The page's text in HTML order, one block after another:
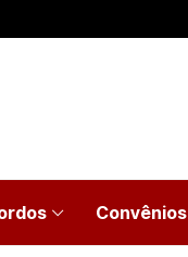
Convênios